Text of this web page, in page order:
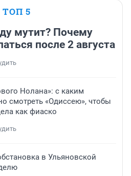
ТОП 5
мутит? Почему
после 2 августа
Нолана»: с каким
смотреть «Одиссею», чтобы
как фиаско
в Ульяновской